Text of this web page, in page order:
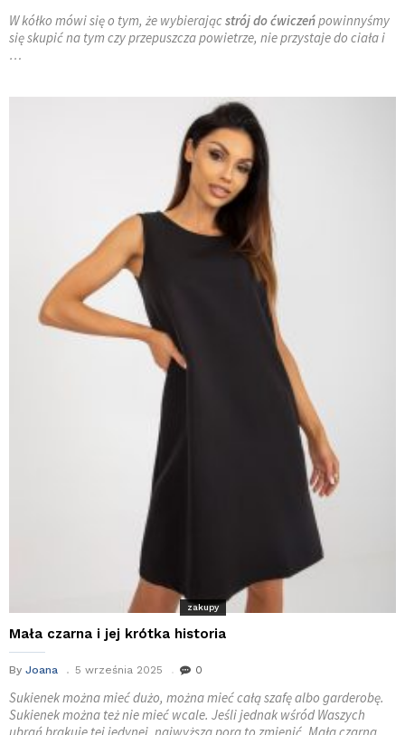
W kółko mówi się o tym, że wybierając strój do ćwiczeńpowinnyśmy
się skupić na tym czy przepuszcza powietrze, nie przystaje do ciała i
…
zakupy
Mała czarna i jej krótka historia
By Joana 5 września 2025 0
Sukienek można mieć dużo, można mieć całą szafę albo garderobę.
Sukienek można też nie mieć wcale. Jeśli jednak wśród Waszych
ubrań brakuje tej jedynej, najwyższa pora to zmienić. Mała czarna